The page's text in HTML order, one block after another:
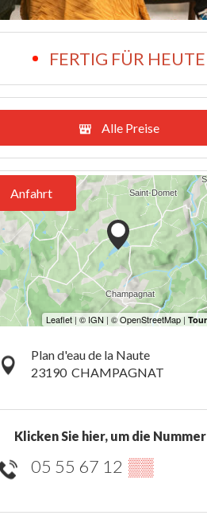
FERTIG FÜR HEUTE
Alle Preise
Anfahrt
Plan d'eau de la Naute
23190 CHAMPAGNAT
Klicken Sie hier, um die Nummer
05 55 67 12 ▒▒